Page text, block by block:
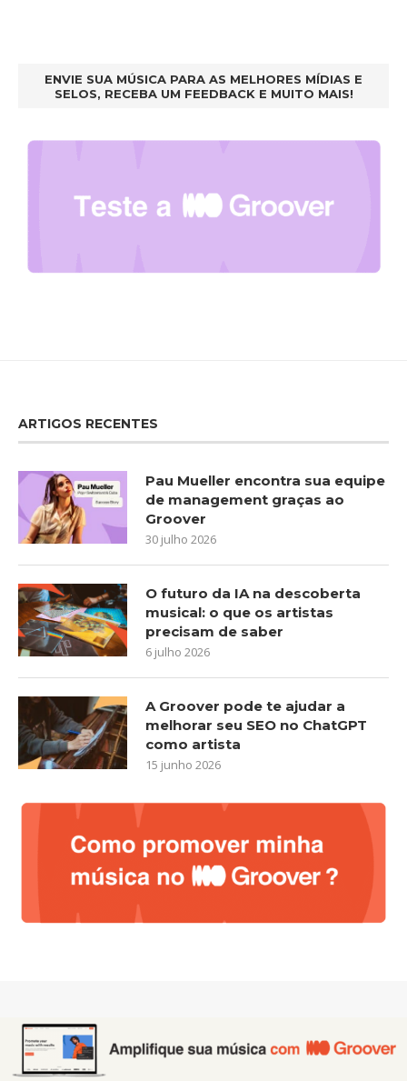
ENVIE SUA MÚSICA PARA AS MELHORES MÍDIAS E
SELOS, RECEBA UM FEEDBACK E MUITO MAIS!
ARTIGOS RECENTES
Pau Mueller encontra sua equipe
de management graças ao
Groover
30 julho 2026
O futuro da IA na descoberta
musical: o que os artistas
precisam de saber
6 julho 2026
A Groover pode te ajudar a
melhorar seu SEO no ChatGPT
como artista
15 junho 2026